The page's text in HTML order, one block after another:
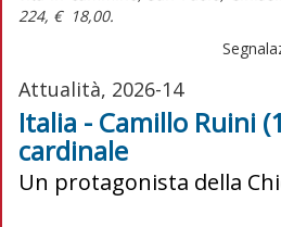
224, € 18,00.
Attualità, 2026-14
Italia - Camillo Ruini
cardinale
Un protagonista della